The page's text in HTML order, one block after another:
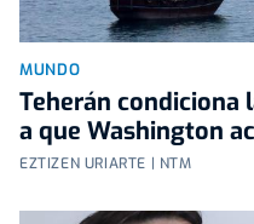
MUNDO
Teherán condiciona
a que Washington
EZTIZEN URIARTE | NTM